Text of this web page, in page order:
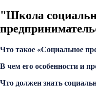
"Школа
Что такое «Социальное
В чем его особенности и
Что должен знать